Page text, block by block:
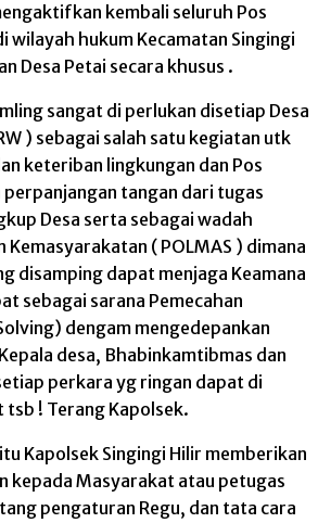
kembali seluruh Pos
wilayah hukum Kecamatan Singingi
Desa Petai secara khusus .
sangat di perlukan disetiap Desa
) sebagai salah satu kegiatan utk
keteriban lingkungan dan Pos
tangan dari tugas
Desa serta sebagai wadah
Kemasyarakatan ( POLMAS ) dimana
disamping dapat menjaga Keamana
sebagai sarana Pemecahan
dengam mengedepankan
desa, Bhabinkamtibmas dan
perkara yg ringan dapat di
! Terang Kapolsek.
Kapolsek Singingi Hilir memberikan
kepada Masyarakat atau petugas
pengaturan Regu, dan tata cara